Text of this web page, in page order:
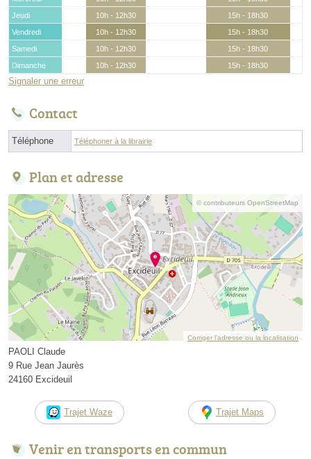
Jeudi
10h - 12h30
15h - 18h30
Vendredi
10h - 12h30
15h - 18h30
Samedi
10h - 12h30
15h - 18h30
Dimanche
10h - 12h30 15h - 18h30
Signaler une erreur
Contact
Téléphone Téléphoner à la librairie
Plan et adresse
© contributeurs OpenStreetMap
Corriger l’adresse ou la localisation
PAOLI Claude
9 Rue Jean Jaurès
24160 Excideuil
Trajet Waze Trajet Maps
Venir en transports en commun